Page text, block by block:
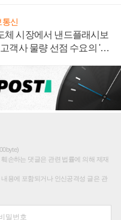
통신
체 시장에서 낸드플래시보
객사 물량 선점 수요의 '우
손하는 댓글은 관련 법률에 의해 제재
용에 포함되거나 인신공격성 글은 관